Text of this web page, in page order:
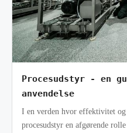
Procesudstyr - en
anvendelse
I en verden hvor effektivitet
procesudstyr en afgørende